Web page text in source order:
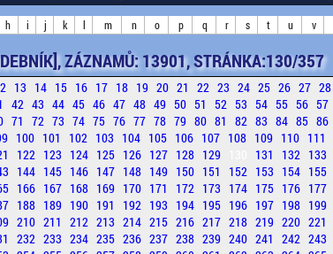
h i j k l m n o p q r s t u v
ZÁZNAMŮ: 13901, STRÁNKA:130/357
13 14 15 16 17 18 19 20 21 22 23 24 25 26 27 28
42 43 44 45 46 47 48 49 50 51 52 53 54 55 56 57
71 72 73 74 75 76 77 78 79 80 81 82 83 84 85 86
100 101 102 103 104 105 106 107 108 109 110 111
122 123 124 125 126 127 128 129 131 132 133
144 145 146 147 148 149 150 151 152 153 154 155
166 167 168 169 170 171 172 173 174 175 176 177
188 189 190 191 192 193 194 195 196 197 198 199
210 211 212 213 214 215 216 217 218 219 220 221
232 233 234 235 236 237 238 239 240 241 242 243